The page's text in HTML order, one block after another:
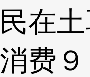
民在
消费